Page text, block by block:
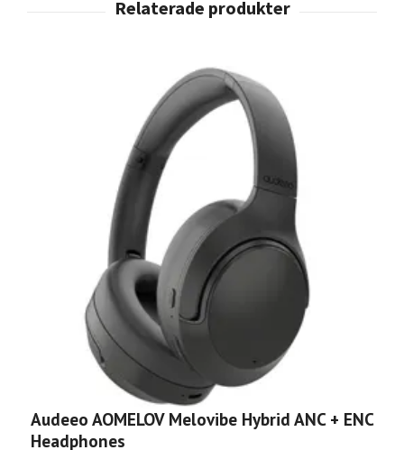
Audeeo AOMELOV Melovibe Hybrid ANC + ENC
Headphones